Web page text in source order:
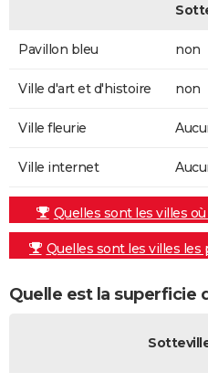
Pavillon bleu non
Ville d'art et d'histoire non
Ville fleurie
Ville internet
Quelles sont les villes
Quelles sont les villes les
Quelle est la superficie